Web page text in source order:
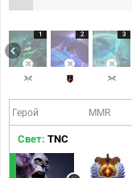
1 2 3
Герой MMR
Свет: TNC